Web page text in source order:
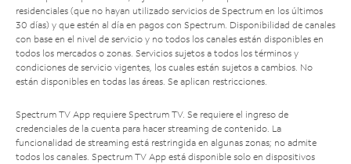
residenciales (que no hayan utilizado servicios de Spectrum en los últimos
30 días) y que estén al día en pagos con Spectrum. Disponibilidad de canales
con base en el nivel de servicio y no todos los canales están disponibles en
todos los mercados o zonas. Servicios sujetos a todos los términos y
condiciones de servicio vigentes, los cuales están sujetos a cambios. No
están disponibles en todas las áreas. Se aplican restricciones.
Spectrum TV App requiere Spectrum TV. Se requiere el ingreso de
credenciales de la cuenta para hacer streaming de contenido. La
funcionalidad de streaming está restringida en algunas zonas; no admite
todos los canales. Spectrum TV App está disponible solo en dispositivos